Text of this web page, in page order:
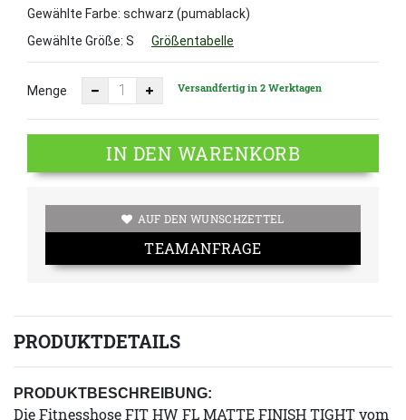
Gewählte Farbe: schwarz (pumablack)
Gewählte Größe: S Größentabelle
Menge Versandfertig in 2 Werktagen
IN DEN WARENKORB
AUF DEN WUNSCHZETTEL
TEAMANFRAGE
PRODUKTDETAILS
PRODUKTBESCHREIBUNG:
Die Fitnesshose FIT HW FL MATTE FINISH TIGHT vom